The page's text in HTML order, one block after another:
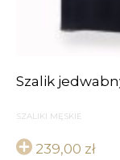
Szalik
SZALIKI MĘSKIE
239,00 zł